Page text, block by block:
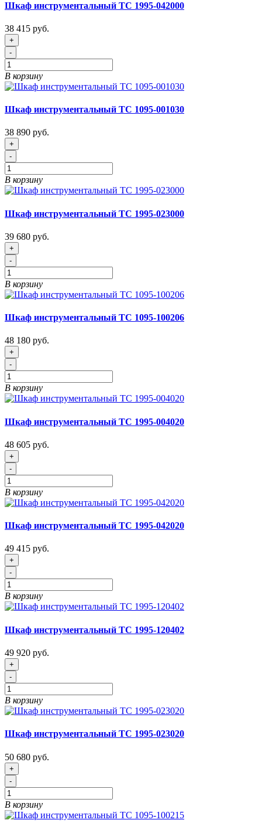
Шкаф инструментальный ТС 1995-042000
38 415 руб.
+
-
В корзину
Шкаф инструментальный ТС 1095-001030
38 890 руб.
+
-
В корзину
Шкаф инструментальный ТС 1995-023000
39 680 руб.
+
-
В корзину
Шкаф инструментальный ТС 1095-100206
48 180 руб.
+
-
В корзину
Шкаф инструментальный ТС 1995-004020
48 605 руб.
+
-
В корзину
Шкаф инструментальный ТС 1995-042020
49 415 руб.
+
-
В корзину
Шкаф инструментальный ТС 1995-120402
49 920 руб.
+
-
В корзину
Шкаф инструментальный ТС 1995-023020
50 680 руб.
+
-
В корзину